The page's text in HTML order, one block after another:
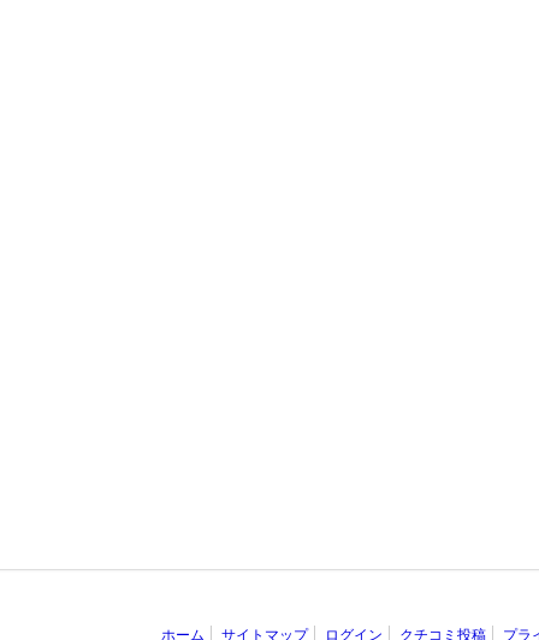
ホーム サイトマップ ログイン クチコミ投稿 プラ